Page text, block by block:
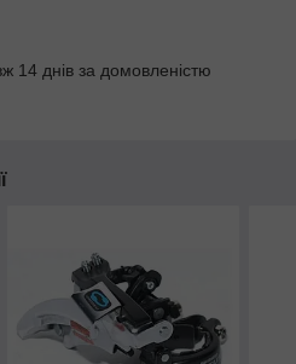
14 днів за домовленістю